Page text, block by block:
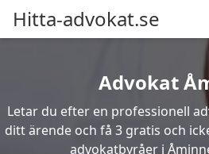
Hitta-advokat.se
Advokat
Letar du efter en professionell
ditt ärende och få 3 gratis och
advokatbyråer i